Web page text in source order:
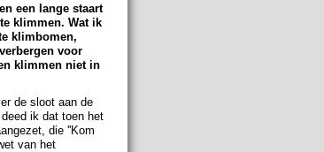
een lange staart
klimmen. Wat ik
klimbomen,
voor
klimmen niet in
de sloot aan de
ik dat toen het
die ''Kom
van het